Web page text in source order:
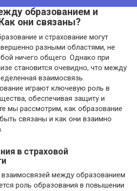
образованием и
они связаны?
и страхование могут
разными областями, не
ничего общего. Однако при
становится очевидно, что между
взаимосвязь.
играют ключевую роль в
обеспечивая защиту и
мы рассмотрим, как образование
связаны и как они взаимно
в страховой
между образованием
роль образования в повышении